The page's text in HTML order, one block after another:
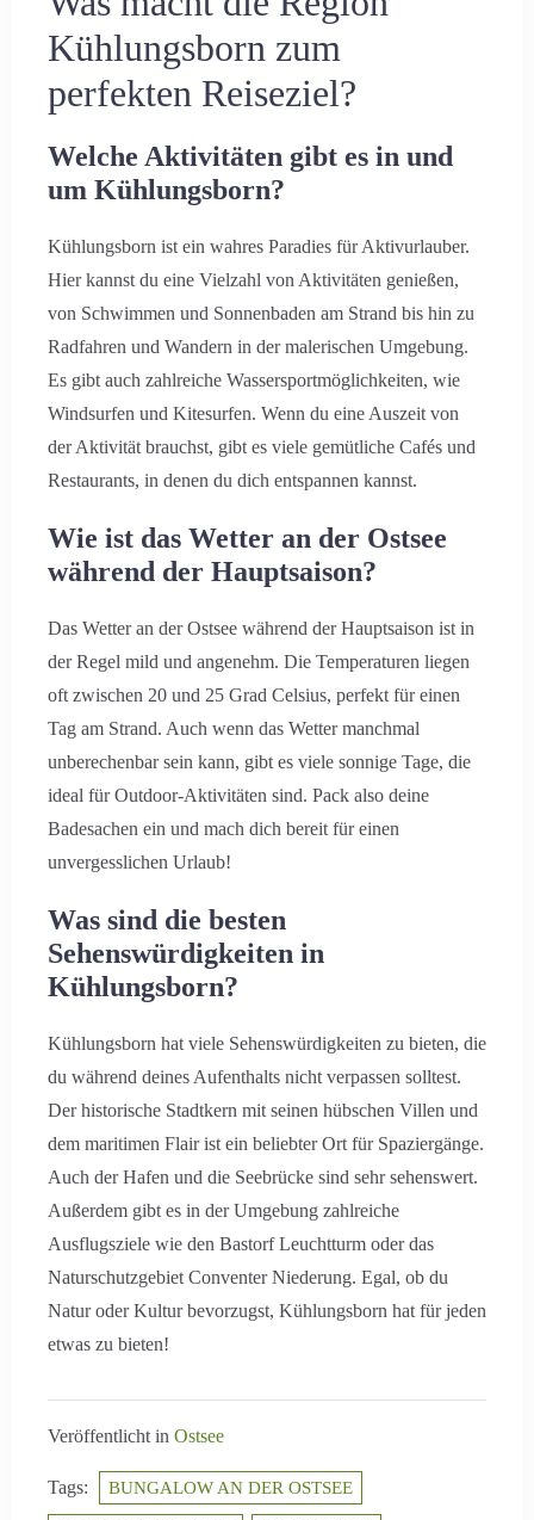
Kühlungsborn zum
perfekten Reiseziel?
Welche Aktivitäten gibt es in und
um Kühlungsborn?
Kühlungsborn ist ein wahres Paradies für Aktivurlauber.
Hier kannst du eine Vielzahl von Aktivitäten genießen,
von Schwimmen und Sonnenbaden am Strand bis hin zu
Radfahren und Wandern in der malerischen Umgebung.
Es gibt auch zahlreiche Wassersportmöglichkeiten, wie
Windsurfen und Kitesurfen. Wenn du eine Auszeit von
der Aktivität brauchst, gibt es viele gemütliche Cafés und
Restaurants, in denen du dich entspannen kannst.
Wie ist das Wetter an der Ostsee
während der Hauptsaison?
Das Wetter an der Ostsee während der Hauptsaison ist in
der Regel mild und angenehm. Die Temperaturen liegen
oft zwischen 20 und 25 Grad Celsius, perfekt für einen
Tag am Strand. Auch wenn das Wetter manchmal
unberechenbar sein kann, gibt es viele sonnige Tage, die
ideal für Outdoor-Aktivitäten sind. Pack also deine
Badesachen ein und mach dich bereit für einen
unvergesslichen Urlaub!
Was sind die besten
Sehenswürdigkeiten in
Kühlungsborn?
Kühlungsborn hat viele Sehenswürdigkeiten zu bieten, die
du während deines Aufenthalts nicht verpassen solltest.
Der historische Stadtkern mit seinen hübschen Villen und
dem maritimen Flair ist ein beliebter Ort für Spaziergänge.
Auch der Hafen und die Seebrücke sind sehr sehenswert.
Außerdem gibt es in der Umgebung zahlreiche
Ausflugsziele wie den Bastorf Leuchtturm oder das
Naturschutzgebiet Conventer Niederung. Egal, ob du
Natur oder Kultur bevorzugst, Kühlungsborn hat für jeden
etwas zu bieten!
Veröffentlicht in Ostsee
Tags: BUNGALOW AN DER OSTSEE